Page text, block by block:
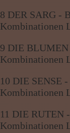
8 DER SARG -
Kombinationen
9 DIE BLUMEN
Kombinationen
10 DIE SENSE
Kombinationen
11 DIE RUTEN
Kombinationen